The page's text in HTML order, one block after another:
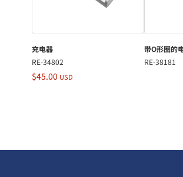
充电器
RE-34802
$45.00 USD
带O形圈的
RE-38181